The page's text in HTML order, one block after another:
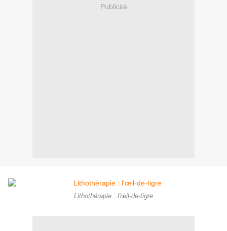
Publicité
Lithothérapie : l'œil-de-tigre